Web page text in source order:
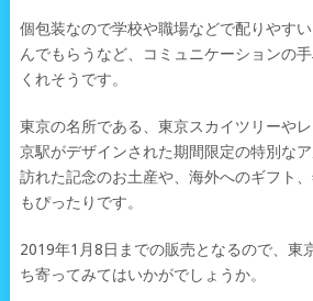
個包装なので学校や職場などで配りやす
んでもらうなど、コミュニケーションの
くれそうです。
東京の名所である、東京スカイツリーや
京駅がデザインされた期間限定の特別な
訪れた記念のお土産や、海外へのギフト
もぴったりです。
2019年1月8日までの販売となるので、東
ち寄ってみてはいかがでしょうか。